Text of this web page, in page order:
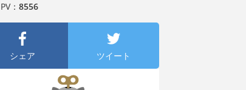
PV： 8556
シェア ツイート